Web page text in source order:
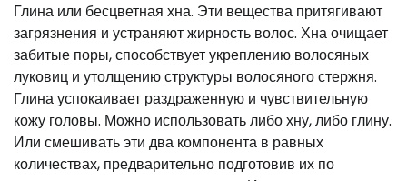
Глина или бесцветная хна. Эти вещества притягивают
загрязнения и устраняют жирность волос. Хна очищает
забитые поры, способствует укреплению волосяных
луковиц и утолщению структуры волосяного стержня.
Глина успокаивает раздраженную и чувствительную
кожу головы. Можно использовать либо хну, либо глину.
Или смешивать эти два компонента в равных
количествах, предварительно подготовив их по